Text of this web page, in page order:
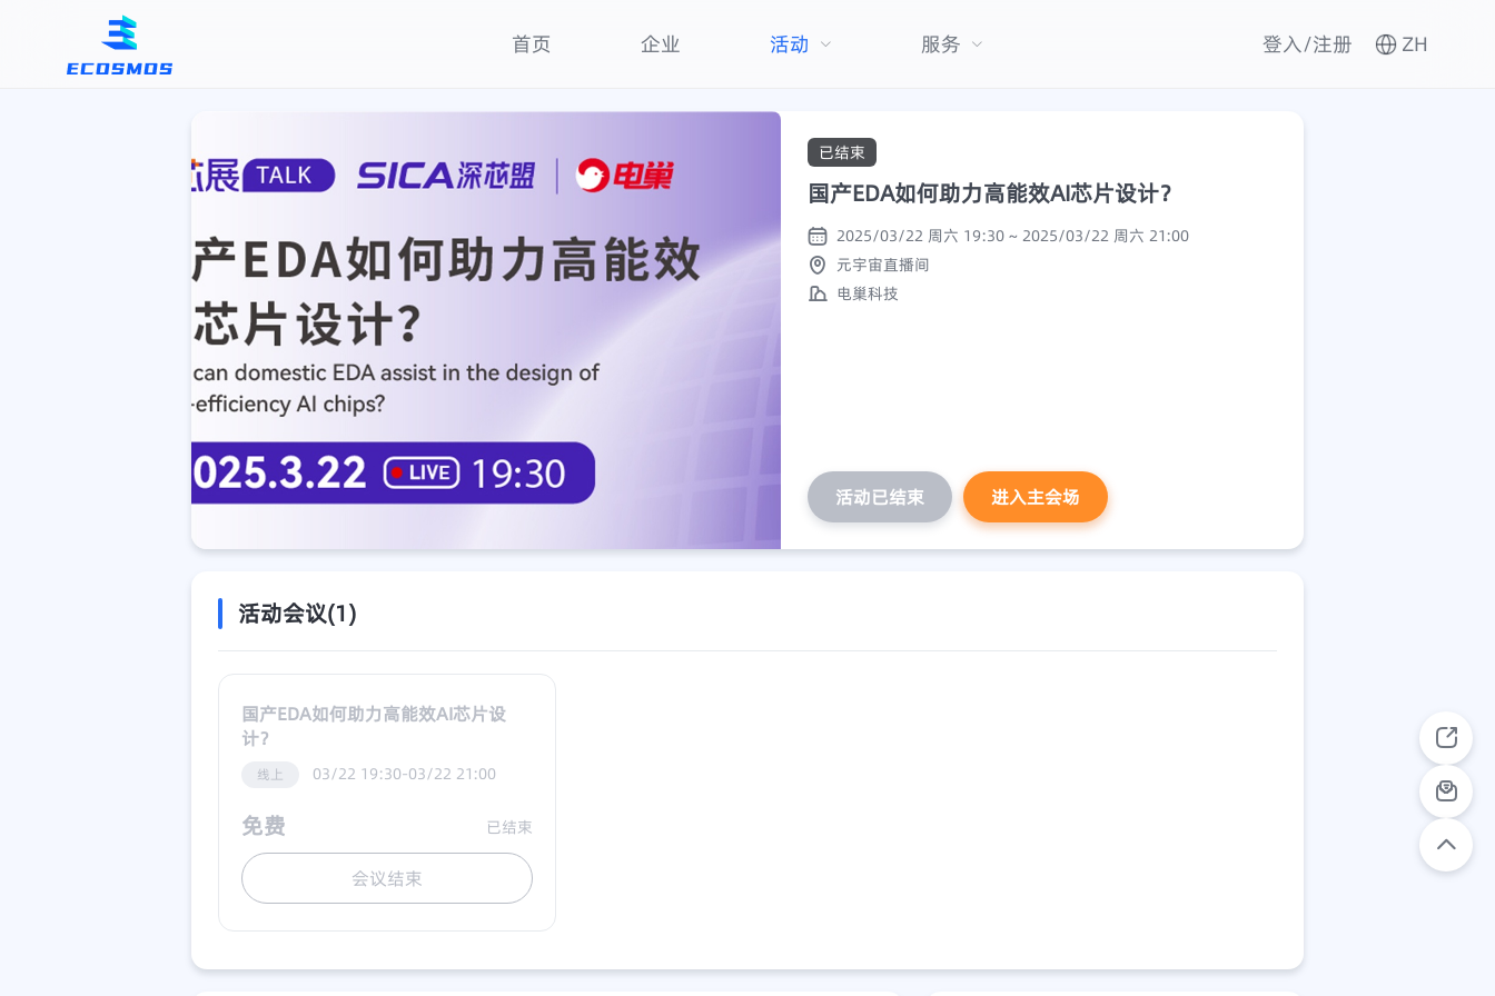
首页 企业 活动 服务 登入/注册 ZH
已结束
国产EDA如何助力高能效AI芯片设计？
2025/03/22 周六 19:30 ~ 2025/03/22 周六 21:00
元宇宙直播间
电巢科技
活动已结束 进入主会场
活动会议(1)
国产EDA如何助力高能效AI芯片设
计？
线上 03/22 19:30-03/22 21:00
免费 已结束
会议结束